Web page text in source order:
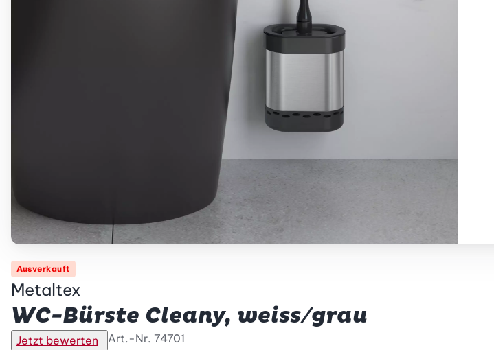
Ausverkauft
Metaltex
WC-Bürste Cleany, weiss/grau
Jetzt bewerten Art.-Nr. 74701